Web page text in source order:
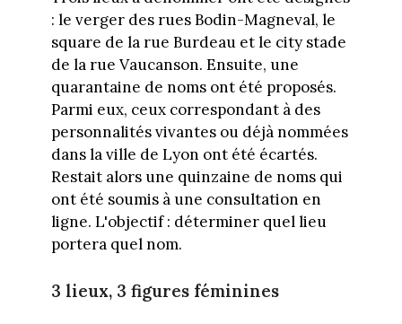
: le verger des rues Bodin-Magneval, le
square de la rue Burdeau et le city stade
de la rue Vaucanson. Ensuite, une
quarantaine de noms ont été proposés.
Parmi eux, ceux correspondant à des
personnalités vivantes ou déjà nommées
dans la ville de Lyon ont été écartés.
Restait alors une quinzaine de noms qui
ont été soumis à une consultation en
ligne. L'objectif : déterminer quel lieu
portera quel nom.
3 lieux, 3 figures féminines